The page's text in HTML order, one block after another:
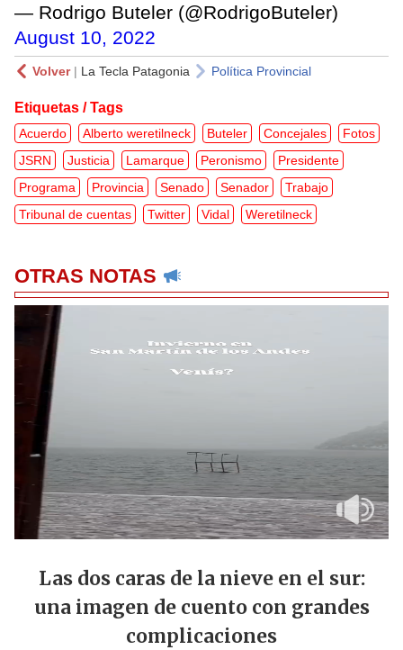
— Rodrigo Buteler (@RodrigoButeler)
August 10, 2022
Volver| La Tecla Patagonia Política Provincial
Etiquetas / Tags
Acuerdo Alberto weretilneck Buteler Concejales
Fotos
JSRN
Justicia Lamarque Peronismo
Presidente
Programa
Provincia Senado Senador
Trabajo
Tribunal de cuentas
Twitter Vidal Weretilneck
OTRAS NOTAS
Las dos caras de la nieve en el sur:
una imagen de cuento con grandes
complicaciones